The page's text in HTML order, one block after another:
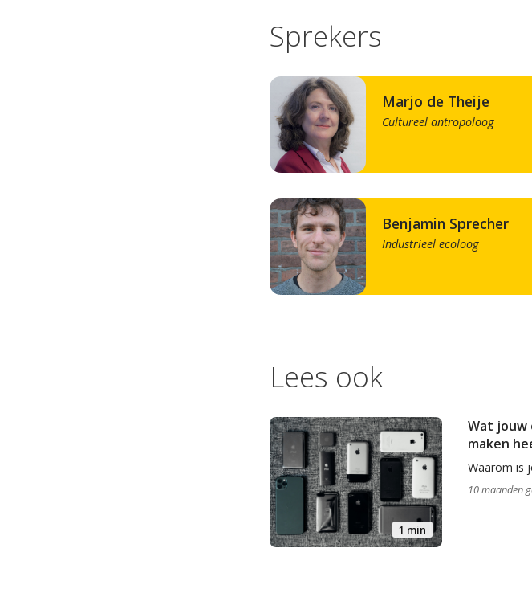
Sprekers
Marjo de Theije
Cultureel antropoloog
Benjamin Sprecher
Industrieel ecoloog
Lees ook
1 min
Wat jouw
maken
Waarom is
10 maanden